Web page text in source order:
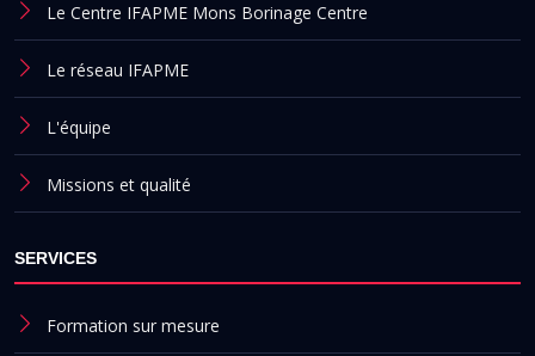
Le Centre IFAPME Mons Borinage Centre
Le réseau IFAPME
L'équipe
Missions et qualité
SERVICES
Formation sur mesure